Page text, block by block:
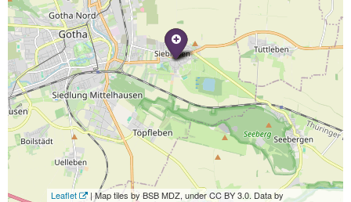
Leaflet
| Map tiles by BSB MDZ, under CC BY 3.0. Data by